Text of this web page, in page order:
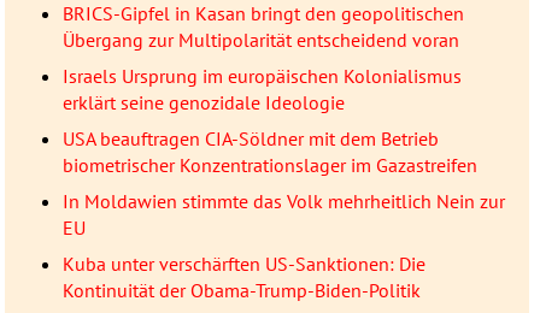
BRICS-Gipfel in Kasan bringt den geopolitischen
Übergang zur Multipolarität entscheidend voran
Israels Ursprung im europäischen Kolonialismus
erklärt seine genozidale Ideologie
USA beauftragen CIA-Söldner mit dem Betrieb
biometrischer Konzentrationslager im Gazastreifen
In Moldawien stimmte das Volk mehrheitlich Nein zur
EU
Kuba unter verschärften US-Sanktionen: Die
Kontinuität der Obama-Trump-Biden-Politik